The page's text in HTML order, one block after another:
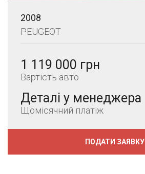
2008
PEUGEOT
1 119 000 грн
Вартість авто
Деталі у менеджера
Щомісячний платіж
ПОДАТИ ЗАЯВКУ